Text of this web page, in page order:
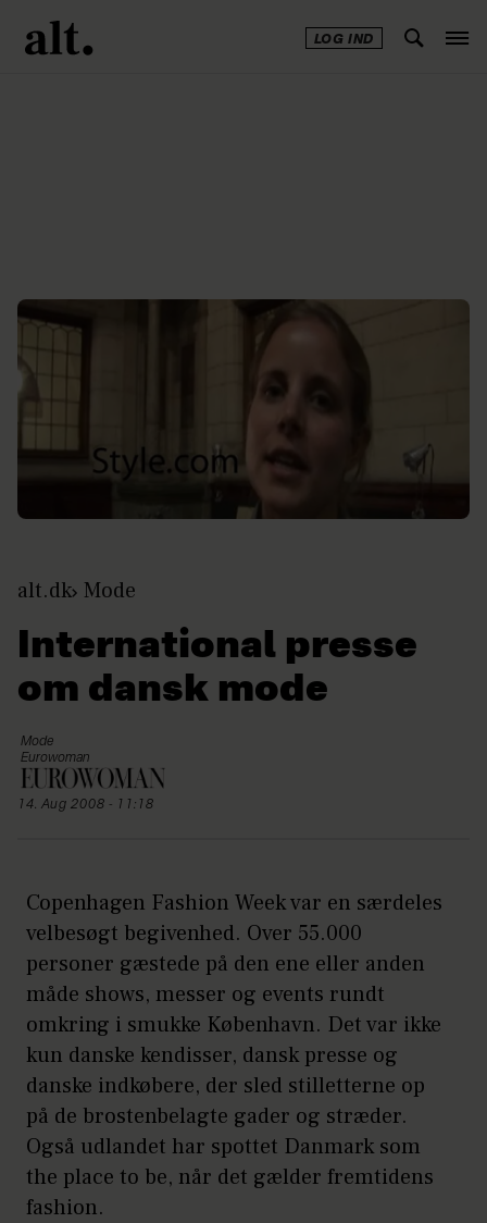
LOG IND
alt.dk Mode
International presse
om dansk mode
Mode
Eurowoman
14. Aug 2008 - 11:18
Copenhagen Fashion Week var en særdeles
velbesøgt begivenhed. Over 55.000
personer gæstede på den ene eller anden
måde shows, messer og events rundt
omkring i smukke København. Det var ikke
kun danske kendisser, dansk presse og
danske indkøbere, der sled stilletterne op
på de brostenbelagte gader og stræder.
Også udlandet har spottet Danmark som
the place to be, når det gælder fremtidens
fashion.